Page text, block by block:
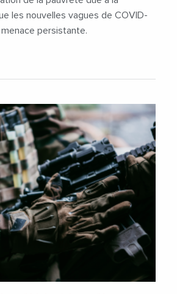
les nouvelles vagues de COVID-
persistante.